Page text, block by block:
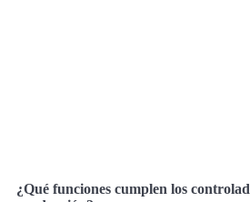
¿Qué funciones cumplen los